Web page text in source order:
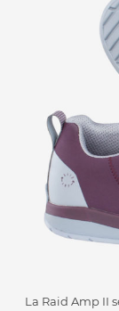
La Raid Amp II